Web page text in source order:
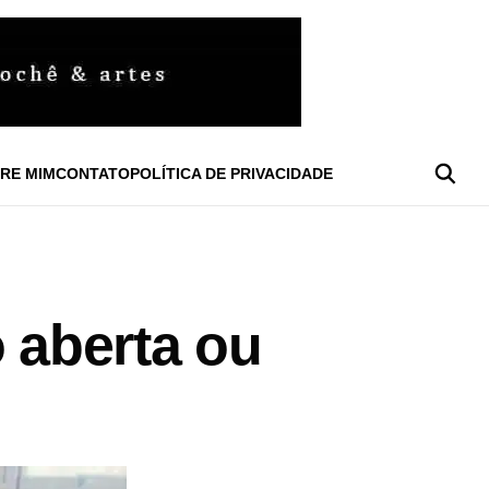
MIMCONTATOPOLÍTICA DE PRIVACIDADE
aberta ou